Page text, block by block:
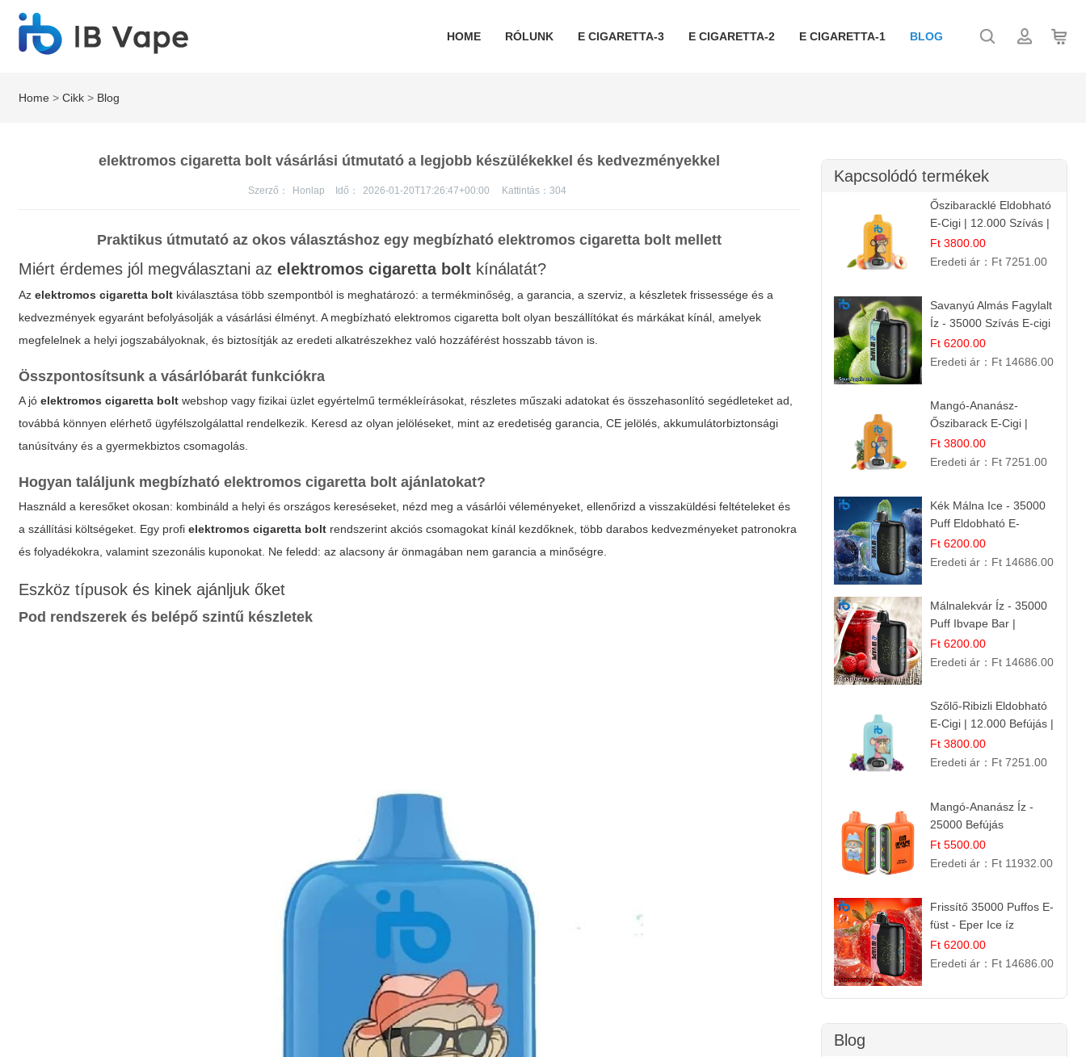
HOME RÓLUNK E CIGARETTA-3 E CIGARETTA-2 E CIGARETTA-1 BLOG
Home >Cikk > Blog
elektromos cigaretta bolt vásárlási útmutató a legjobb készülékekkel és kedvezményekkel
Szerző： Honlap Idő： 2026-01-20T17:26:47+00:00 Kattintás：304
Praktikus útmutató az okos választáshoz egy megbízható elektromos cigaretta bolt mellett
Miért érdemes jól megválasztani azelektromos cigaretta bolt kínálatát?
Azelektromos cigaretta bolt kiválasztása több szempontból is meghatározó: a termékminőség, a garancia, a szerviz, a készletek frissessége és a
kedvezmények egyaránt befolyásolják a vásárlási élményt. A megbízhatóelektromos cigaretta bolt olyan beszállítókat és márkákat kínál, amelyek
megfelelnek a helyi jogszabályoknak, és biztosítják az eredeti alkatrészekhez való hozzáférést hosszabb távon is.
Összpontosítsunk a vásárlóbarát funkciókra
A jóelektromos cigaretta bolt webshop vagy fizikai üzlet egyértelmű termékleírásokat, részletes műszaki adatokat és összehasonlító segédleteket ad,
továbbá könnyen elérhető ügyfélszolgálattal rendelkezik. Keresd az olyan jelöléseket, mint az eredetiség garancia, CE jelölés, akkumulátorbiztonsági
tanúsítvány és a gyermekbiztos csomagolás.
Hogyan találjunk megbízhatóelektromos cigaretta bolt ajánlatokat?
Használd a keresőket okosan: kombináld a helyi és országos kereséseket, nézd meg a vásárlói véleményeket, ellenőrizd a visszaküldési feltételeket és
a szállítási költségeket. Egy profielektromos cigaretta bolt rendszerint akciós csomagokat kínál kezdőknek, több darabos kedvezményeket patronokra
és folyadékokra, valamint szezonális kuponokat. Ne feledd: az alacsony ár önmagában nem garancia a minőségre.
Eszköz típusok és kinek ajánljuk őket
Pod rendszerek és belépő szintű készletek
Kapcsolódó termékek
Őszibaracklé Eldobható
E-Cigi | 12.000 Szívás |
Frissítő Barack Íz
Ft 3800.00
Eredeti ár： Ft 7251.00
Savanyú Almás Fagylalt
Íz - 35000 Szívás E-cigi
Ft 6200.00
Eredeti ár： Ft 14686.00
Mangó-Ananász-
Őszibarack E-Cigi |
12.000 Befújás |
Tropikus Gyümölcs Íz
Ft 3800.00
Eredeti ár： Ft 7251.00
Kék Málna Ice - 35000
Puff Eldobható E-
cigaretta | Élénkítő
Gyümölcsös
Ft 6200.00
Eredeti ár： Ft 14686.00
Málnalekvár Íz - 35000
Puff Ibvape Bar |
Gazdag Gyümölcsös
Ízélmény!
Ft 6200.00
Eredeti ár： Ft 14686.00
Szőlő-Ribizli Eldobható
E-Cigi | 12.000 Befújás |
Friss Gyümölcs Íz
Ft 3800.00
Eredeti ár： Ft 7251.00
Mangó-Ananász Íz -
25000 Befújás
Eldobható E-ciga |
Trópusi Gyümölcs
Ft 5500.00
Eredeti ár： Ft 11932.00
Frissítő 35000 Puffos E-
füst - Eper Ice íz
Ft 6200.00
Eredeti ár： Ft 14686.00
Blog